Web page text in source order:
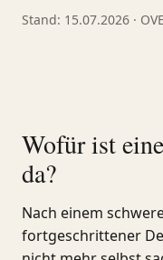
Stand: 15.07.2026 ·
Wofür ist
da?
Nach einem
fortgeschrittener